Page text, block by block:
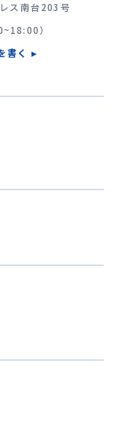
ス南台203号
）
書く ▸